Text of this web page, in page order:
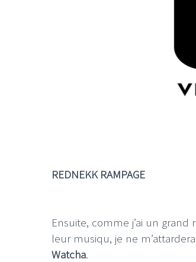
REDNEKK RAMPAGE
Ensuite, comme j’ai un
leur musiqu, je ne
Watcha.